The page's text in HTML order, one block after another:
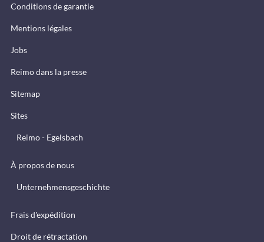
Conditions de garantie
Mentions légales
Jobs
Reimo dans la presse
Sitemap
Sites
Reimo - Egelsbach
À propos de nous
Unternehmensgeschichte
Frais d'expédition
Droit de rétractation